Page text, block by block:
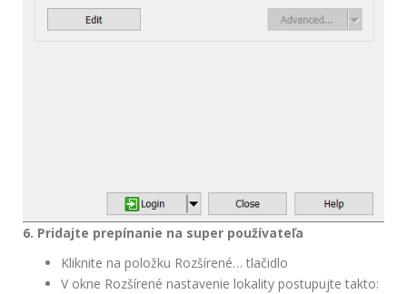
6. Pridajte prepínanie na super používateľa
Kliknite na položku Rozšírené… tlačidlo
V okne Rozšírené nastavenie lokality postupujte takto: